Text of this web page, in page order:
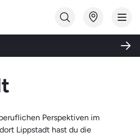
Perspektiven im
Lippstadt hast du die
Soziales